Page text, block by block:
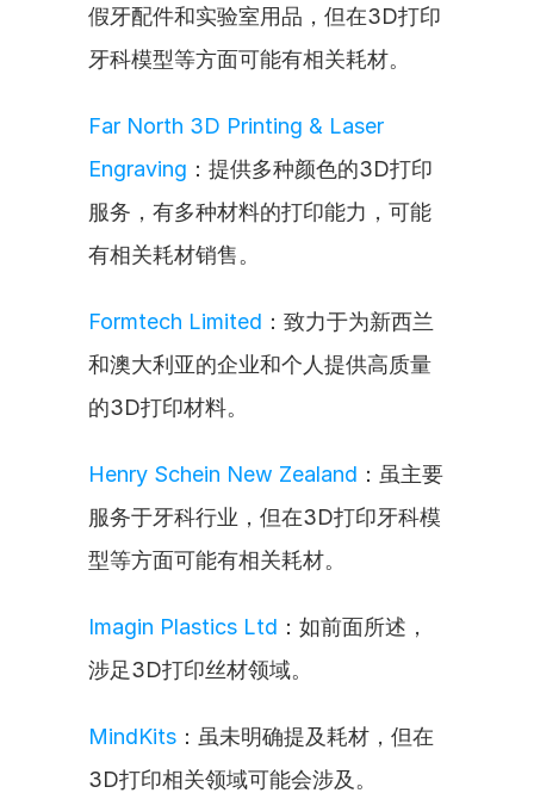
假牙配件和实验室用品，但在3D打印
牙科模型等方面可能有相关耗材。
Far North 3D Printing & Laser
Engraving ：提供多种颜色的3D打印
服务，有多种材料的打印能力，可能
有相关耗材销售。
Formtech Limited ：致力于为新西兰
和澳大利亚的企业和个人提供高质量
的3D打印材料。
Henry Schein New Zealand ：虽主要
服务于牙科行业，但在3D打印牙科模
型等方面可能有相关耗材。
Imagin Plastics Ltd ：如前面所述，
涉足3D打印丝材领域。
MindKits ：虽未明确提及耗材，但在
3D打印相关领域可能会涉及。